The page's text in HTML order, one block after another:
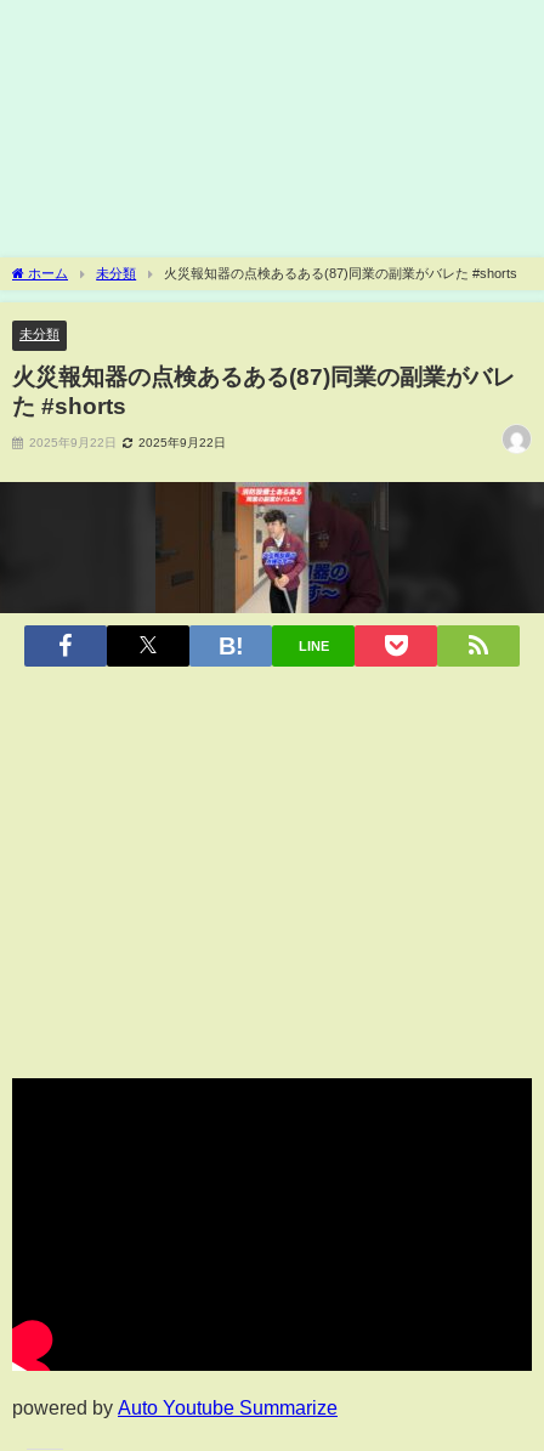
ホーム 未分類 火災報知器の点検あるある(87)同業の副業がバレた #shorts
未分類
火災報知器の点検あるある(87)同業の副業がバレ
た #shorts
2025年9月22日 2025年9月22日
LINE
powered by Auto Youtube Summarize